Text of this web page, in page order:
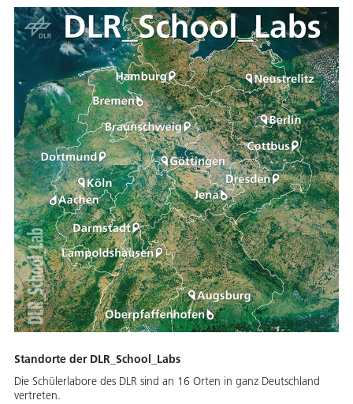
Standorte der DLR_School_Labs
Die Schülerlabore des DLR sind an 16 Orten in ganz Deutschland
vertreten.